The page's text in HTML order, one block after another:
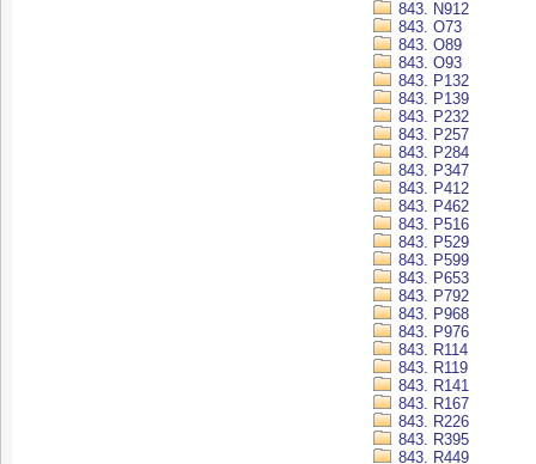
843. N912
843. O73
843. O89
843. O93
843. P132
843. P139
843. P232
843. P257
843. P284
843. P347
843. P412
843. P462
843. P516
843. P529
843. P599
843. P653
843. P792
843. P968
843. P976
843. R114
843. R119
843. R141
843. R167
843. R226
843. R395
843. R449